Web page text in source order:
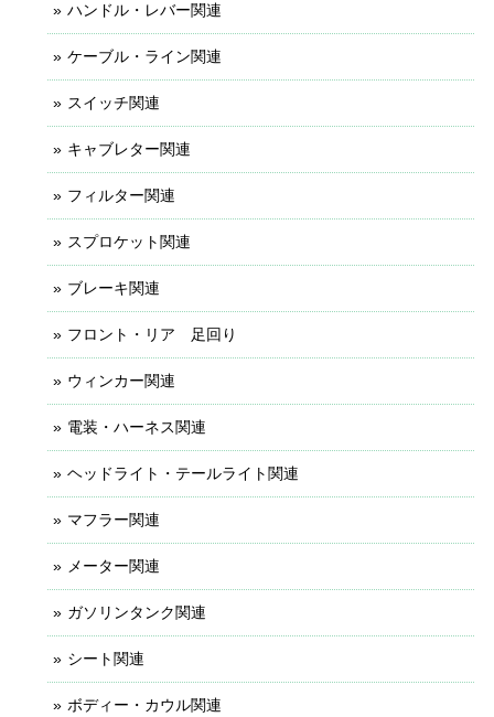
ハンドル・レバー関連
ケーブル・ライン関連
スイッチ関連
キャブレター関連
フィルター関連
スプロケット関連
ブレーキ関連
フロント・リア 足回り
ウィンカー関連
電装・ハーネス関連
ヘッドライト・テールライト関連
マフラー関連
メーター関連
ガソリンタンク関連
シート関連
ボディー・カウル関連